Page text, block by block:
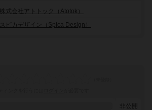
株式会社アトトック（Atotok）
スピカデザイン（Spica Design）
非公開